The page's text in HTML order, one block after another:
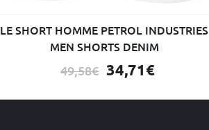
LE SHORT HOMME PETROL INDUSTRIES
MEN SHORTS DENIM
49,58€ 34,71€